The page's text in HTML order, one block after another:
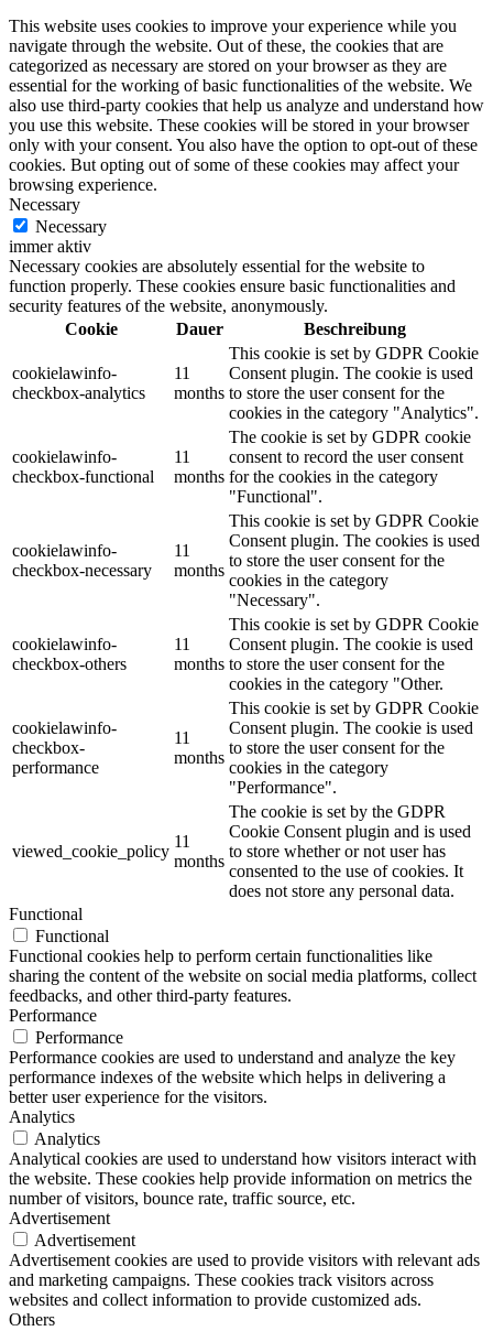
This website uses cookies to improve your experience while you
navigate through the website. Out of these, the cookies that are
categorized as necessary are stored on your browser as they are
essential for the working of basic functionalities of the website. We
also use third-party cookies that help us analyze and understand how
you use this website. These cookies will be stored in your browser
only with your consent. You also have the option to opt-out of these
cookies. But opting out of some of these cookies may affect your
browsing experience.
Necessary
Necessary
immer aktiv
Necessary cookies are absolutely essential for the website to
function properly. These cookies ensure basic functionalities and
security features of the website, anonymously.
Cookie
Dauer Beschreibung
cookielawinfo-
checkbox-analytics
11
months
This cookie is set by GDPR Cookie
Consent plugin. The cookie is used
to store the user consent for the
cookies in the category "Analytics".
cookielawinfo-
checkbox-functional
11
months
The cookie is set by GDPR cookie
consent to record the user consent
for the cookies in the category
"Functional".
cookielawinfo-
checkbox-necessary
11
months
This cookie is set by GDPR Cookie
Consent plugin. The cookies is used
to store the user consent for the
cookies in the category
"Necessary".
cookielawinfo-
checkbox-others
11
months
This cookie is set by GDPR Cookie
Consent plugin. The cookie is used
to store the user consent for the
cookies in the category "Other.
cookielawinfo-
checkbox-
performance
11
months
This cookie is set by GDPR Cookie
Consent plugin. The cookie is used
to store the user consent for the
cookies in the category
"Performance".
viewed_cookie_policy
11
months
The cookie is set by the GDPR
Cookie Consent plugin and is used
to store whether or not user has
consented to the use of cookies. It
does not store any personal data.
Functional
Functional
Functional cookies help to perform certain functionalities like
sharing the content of the website on social media platforms, collect
feedbacks, and other third-party features.
Performance
Performance
Performance cookies are used to understand and analyze the key
performance indexes of the website which helps in delivering a
better user experience for the visitors.
Analytics
Analytics
Analytical cookies are used to understand how visitors interact with
the website. These cookies help provide information on metrics the
number of visitors, bounce rate, traffic source, etc.
Advertisement
Advertisement
Advertisement cookies are used to provide visitors with relevant ads
and marketing campaigns. These cookies track visitors across
websites and collect information to provide customized ads.
Others